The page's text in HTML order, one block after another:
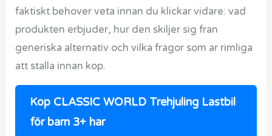
faktiskt behover veta innan du klickar vidare: vad
produkten erbjuder, hur den skiljer sig fran
generiska alternativ och vilka fragor som ar rimliga
att stalla innan kop.
Kop CLASSIC WORLD Trehjuling Lastbil
för barn 3+ har